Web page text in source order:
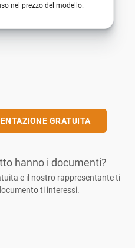
nel prezzo del modello.
GRATUITA
hanno i documenti?
e il nostro rappresentante ti
ti interessi.